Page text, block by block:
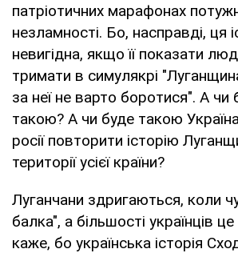
патріотичних марафонах
незламності. Бо, насправді, ця
невигідна, якщо її показати
тримати в симулякрі
за неї не варто боротися". А чи
такою? А чи буде такою
росії повторити історію
території усієї країни?
Луганчани здригаються, коли
балка", а більшості українців
каже, бо українська історія